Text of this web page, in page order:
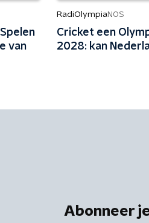
van
RadiOlympiaNOS
Cricket een
2028: kan
Abonneer